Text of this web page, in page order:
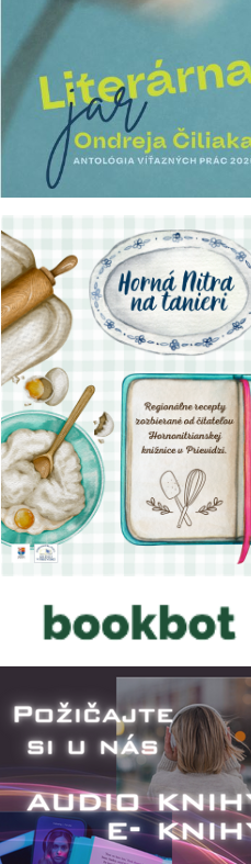
Týždeň slovenských knižníc (41)